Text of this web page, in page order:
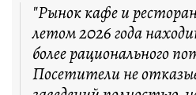
"Рынок кафе и
летом 2026 года
более рационального
Посетители не